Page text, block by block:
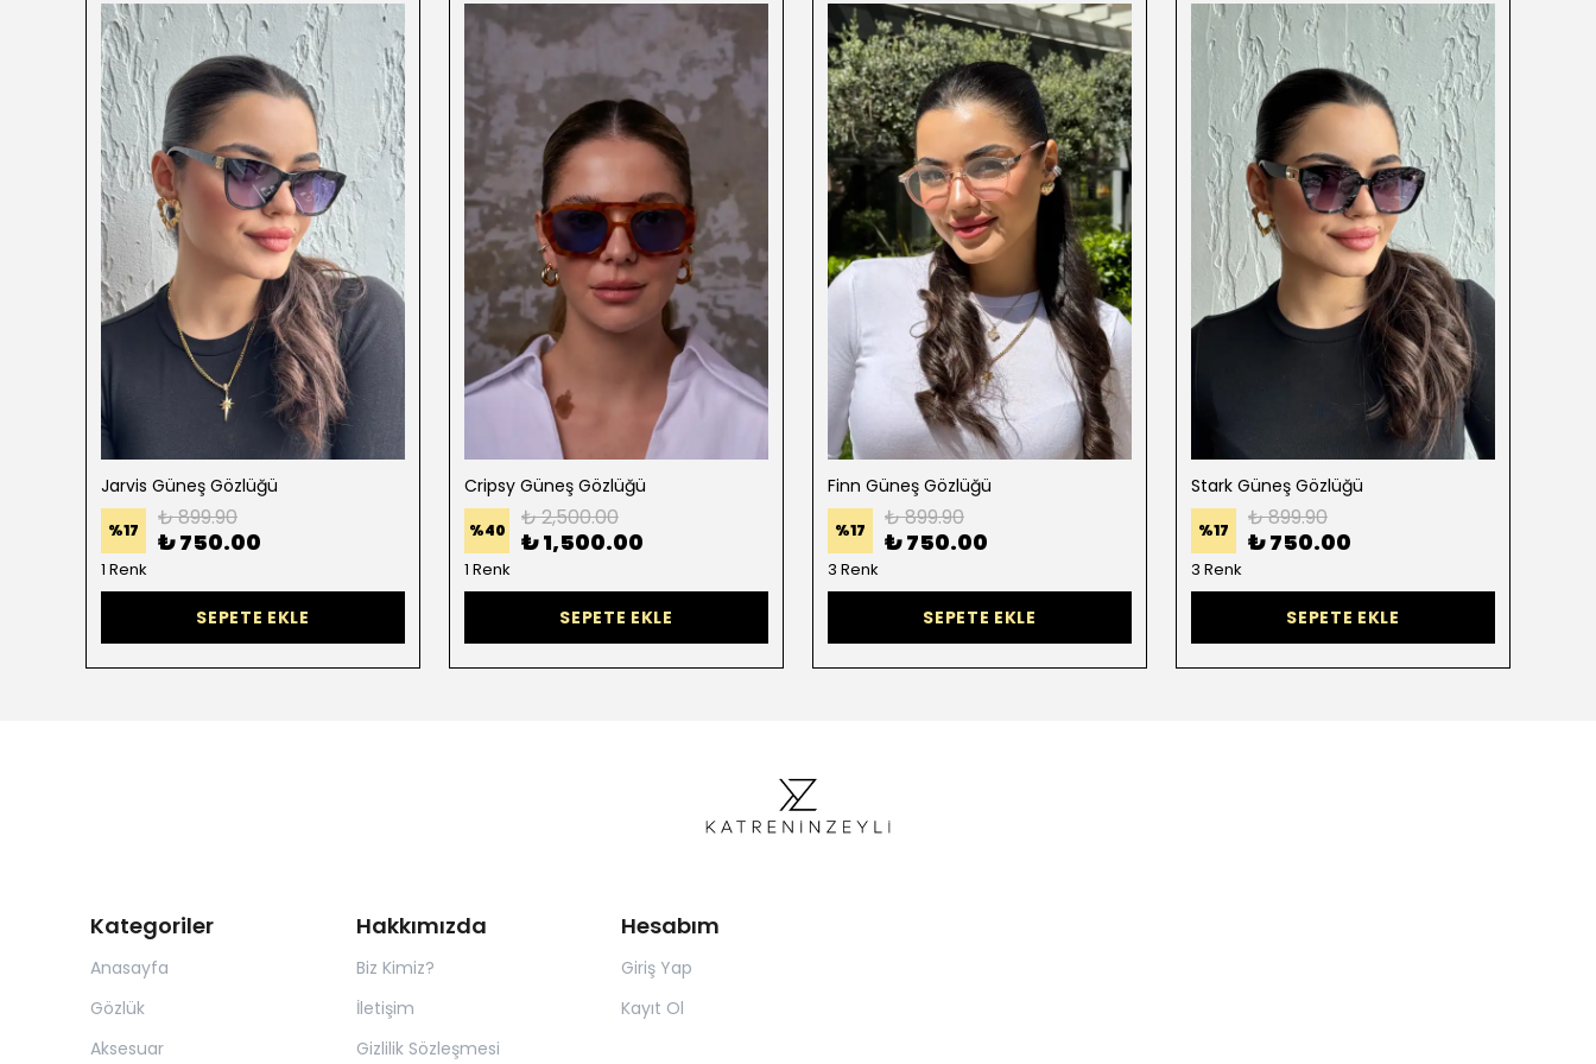
Jarvis Güneş Gözlüğü
%17 ₺ 899.90
₺ 750.00
1 Renk
SEPETE EKLE
Cripsy Güneş Gözlüğü
%40 ₺ 2,500.00
₺ 1,500.00
1 Renk
SEPETE EKLE
Finn Güneş Gözlüğü
%17 ₺ 899.90
₺ 750.00
3 Renk
SEPETE EKLE
Stark Güneş Gözlüğü
%17 ₺ 899.90
₺ 750.00
3 Renk
SEPETE EKLE
Kategoriler
Anasayfa
Gözlük
Aksesuar
Hakkımızda
Biz Kimiz?
İletişim
Gizlilik Sözleşmesi
Hesabım
Giriş Yap
Kayıt Ol